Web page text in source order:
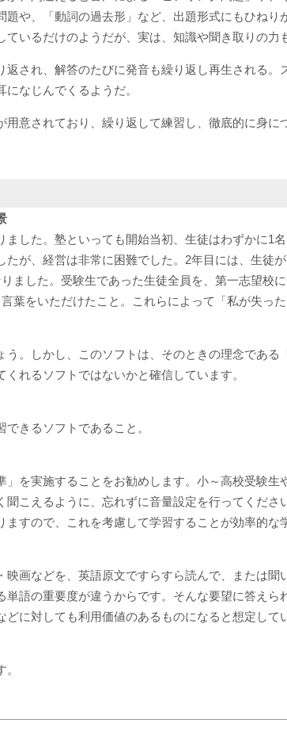
題や、「動詞の過去形」など、出題形式にもひね
いるだけのようだが、実は、知識や聞き取りの力
され、解答のたびに発音も繰り返し再生される
なじんでくるようだ。
意されており、繰り返して練習し、徹底的に身に
した。塾といっても開始当初、生徒はわずかに1
たが、経営は非常に困難でした。2年目には、生徒
ました。受験生であった生徒全員を、第一志望校
葉をいただけたこと。これらによって「私が失っ
。しかし、このソフトは、そのときの理念であ
れるソフトではないかと確信しています。
きるソフトであること。
を実施することをお勧めします。小～高校受験
こえるように、忘れずに音量設定を行ってくだ
すので、これを考慮して学習することが効率的な
映画などを、英語原文ですらすら読んで、または
単語の重要度が違うからです。そんな要望に答え
どに対しても利用価値のあるものになると想定し